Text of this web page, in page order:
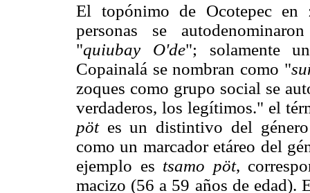
El topónimo de Ocotepec
personas se
"quiubay O'de"; solamente
Copainalá se nombran como "
zoques como grupo social se
verdaderos, los legítimos." el
pötes un distintivo del género
como un marcador etáreo del
ejemplo es tsamo pöt,
macizo (56 a 59 años de edad).